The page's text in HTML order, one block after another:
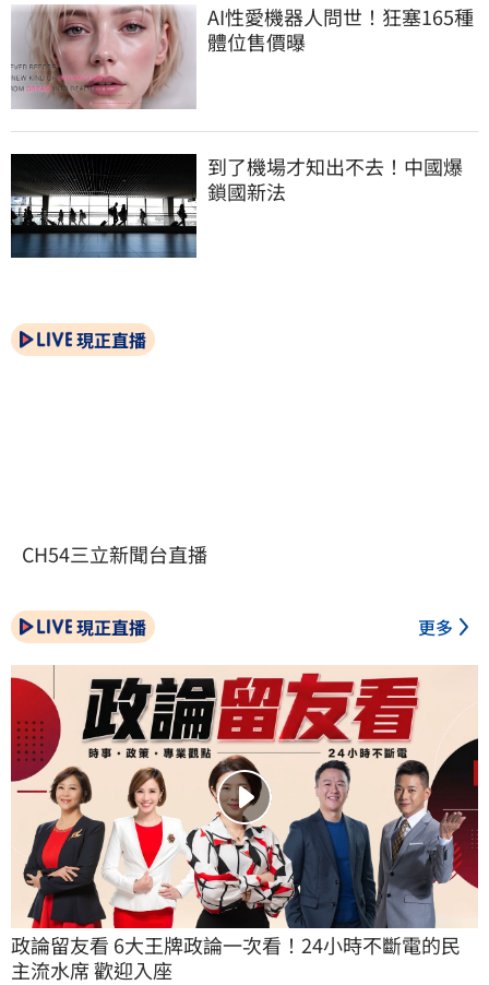
AI性愛機器人問世！狂塞165種
體位售價曝
到了機場才知出不去！中國爆
鎖國新法
現正直播
CH54三立新聞台直播
現正直播 更多
政論留友看 6大王牌政論一次看！24小時不斷電的民
主流水席 歡迎入座